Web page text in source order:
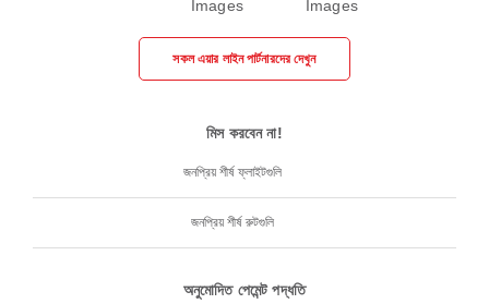
সকল এয়ার লাইন পার্টনারদের দেখুন
মিস করবেন না!
জনপ্রিয় শীর্ষ ফ্লাইটগুলি
জনপ্রিয় শীর্ষ রুটগুলি
অনুমোদিত পেমেন্ট পদ্ধতি